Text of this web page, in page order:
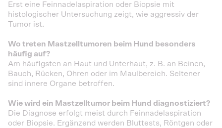
Erst eine Feinnadelaspiration oder Biopsie mit
histologischer Untersuchung zeigt, wie aggressiv der
Tumor ist.
Wo treten Mastzelltumoren beim Hund besonders
häufig auf?
Am häufigsten an Haut und Unterhaut, z. B. an Beinen,
Bauch, Rücken, Ohren oder im Maulbereich. Seltener
sind innere Organe betroffen.
Wie wird ein Mastzelltumor beim Hund diagnostiziert?
Die Diagnose erfolgt meist durch Feinnadelaspiration
oder Biopsie. Ergänzend werden Bluttests, Röntgen oder